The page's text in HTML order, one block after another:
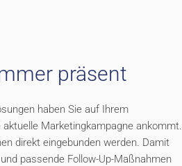
präsent
haben Sie auf Ihrem
Marketingkampagne ankommt.
direkt eingebunden werden. Damit
passende Follow-Up-Maßnahmen